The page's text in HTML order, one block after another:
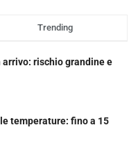
Trending
rischio grandine e
temperature: fino a 15